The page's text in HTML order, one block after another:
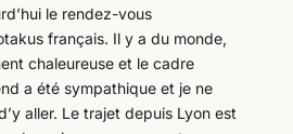
le rendez-vous
français. Il y a du monde,
chaleureuse et le cadre
a été sympathique et je ne
aller. Le trajet depuis Lyon est